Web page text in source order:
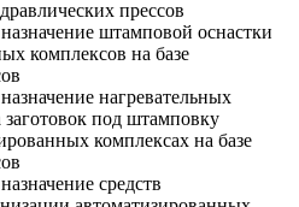
прессов
штамповой оснастки
комплексов на базе
нагревательных
заготовок под штамповку
комплексах на базе
средств